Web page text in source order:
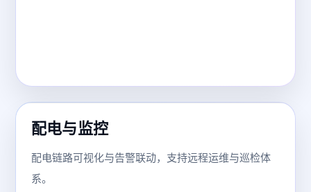
配电与监控
配电链路可视化与告警联动，支持远程运维与巡检体
系。